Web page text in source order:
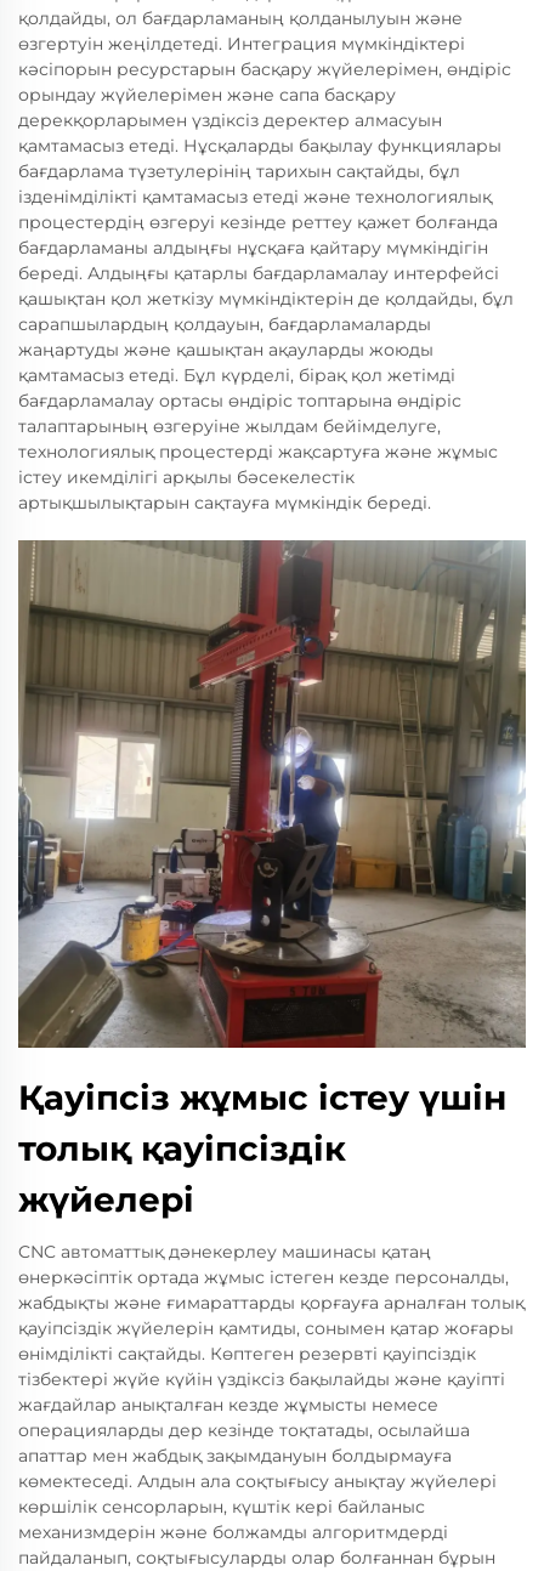
қолдайды, ол бағдарламаның қолданылуын және
өзгертуін жеңілдетеді. Интеграция мүмкіндіктері
кәсіпорын ресурстарын басқару жүйелерімен, өндіріс
орындау жүйелерімен және сапа басқару
дерекқорларымен үздіксіз деректер алмасуын
қамтамасыз етеді. Нұсқаларды бақылау функциялары
бағдарлама түзетулерінің тарихын сақтайды, бұл
ізденімділікті қамтамасыз етеді және технологиялық
процестердің өзгеруі кезінде реттеу қажет болғанда
бағдарламаны алдыңғы нұсқаға қайтару мүмкіндігін
береді. Алдыңғы қатарлы бағдарламалау интерфейсі
қашықтан қол жеткізу мүмкіндіктерін де қолдайды, бұл
сарапшылардың қолдауын, бағдарламаларды
жаңартуды және қашықтан ақауларды жоюды
қамтамасыз етеді. Бұл күрделі, бірақ қол жетімді
бағдарламалау ортасы өндіріс топтарына өндіріс
талаптарының өзгеруіне жылдам бейімделуге,
технологиялық процестерді жақсартуға және жұмыс
істеу икемділігі арқылы бәсекелестік
артықшылықтарын сақтауға мүмкіндік береді.
Қауіпсіз жұмыс істеу үшін
толық қауіпсіздік
жүйелері
CNC автоматтық дәнекерлеу машинасы қатаң
өнеркәсіптік ортада жұмыс істеген кезде персоналды,
жабдықты және ғимараттарды қорғауға арналған толық
қауіпсіздік жүйелерін қамтиды, сонымен қатар жоғары
өнімділікті сақтайды. Көптеген резервті қауіпсіздік
тізбектері жүйе күйін үздіксіз бақылайды және қауіпті
жағдайлар анықталған кезде жұмысты немесе
операцияларды дер кезінде тоқтатады, осылайша
апаттар мен жабдық зақымдануын болдырмауға
көмектеседі. Алдын ала соқтығысу анықтау жүйелері
көршілік сенсорларын, күштік кері байланыс
механизмдерін және болжамды алгоритмдерді
пайдаланып, соқтығысуларды олар болғаннан бұрын